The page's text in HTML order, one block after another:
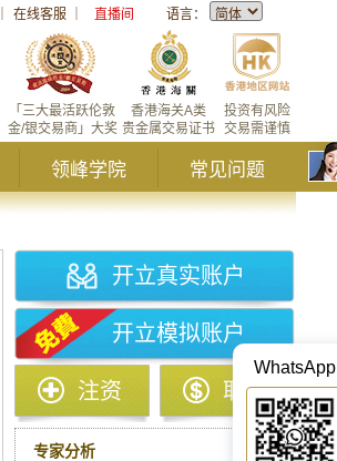
在线客服 直播间 语言：
投资有风险
交易需谨慎
香港海关A类
贵金属交易证书
「三大最活跃伦敦
金/银交易商」大奖
领峰学院 常见问题
WhatsApp
开立真实账户
开立模拟账户
注资 取款
专家分析